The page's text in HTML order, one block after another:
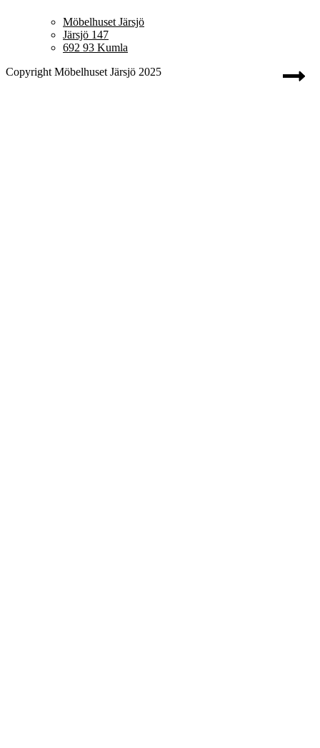
Möbelhuset Järsjö
Järsjö 147
692 93 Kumla
Copyright Möbelhuset Järsjö 2025